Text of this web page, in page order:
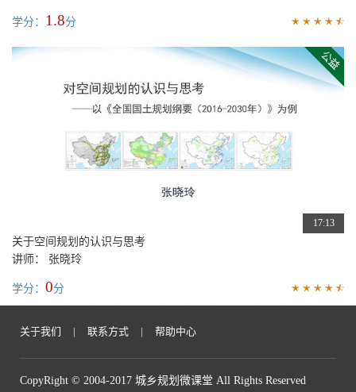
学分： 1.8分
17:13
关于空间规划的认识与思考
讲师： 张晓玲
学分： 0分
关于我们 | 联系方式 | 帮助中心
CopyRight © 2004-2017 城乡规划微课堂 All Rights Reserved